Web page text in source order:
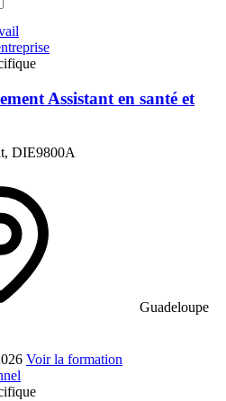
Assistant en santé et
DIE9800A
Guadeloupe
Voir la formation